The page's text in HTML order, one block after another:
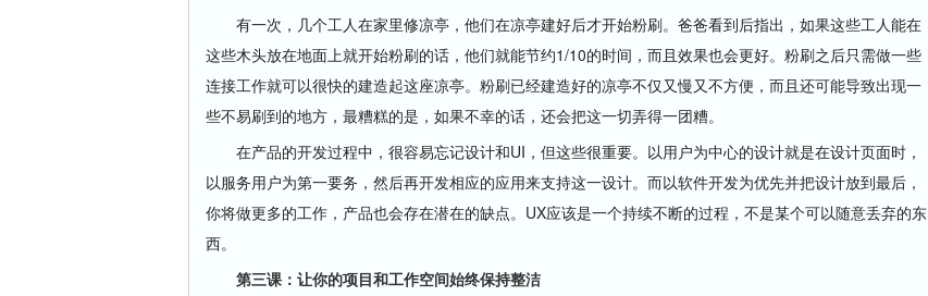
有一次，几个工人在家里修凉亭，他们在凉亭建好后才开始粉刷。爸爸看到后指出，如果这些工人能在
这些木头放在地面上就开始粉刷的话，他们就能节约1/10的时间，而且效果也会更好。粉刷之后只需做一些
连接工作就可以很快的建造起这座凉亭。粉刷已经建造好的凉亭不仅又慢又不方便，而且还可能导致出现一
些不易刷到的地方，最糟糕的是，如果不幸的话，还会把这一切弄得一团糟。
在产品的开发过程中，很容易忘记设计和UI，但这些很重要。以用户为中心的设计就是在设计页面时，
以服务用户为第一要务，然后再开发相应的应用来支持这一设计。而以软件开发为优先并把设计放到最后，
你将做更多的工作，产品也会存在潜在的缺点。UX应该是一个持续不断的过程，不是某个可以随意丢弃的东
西。
第三课：让你的项目和工作空间始终保持整洁